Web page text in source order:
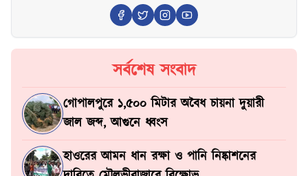
সর্বশেষ সংবাদ
গোপালপুরে ১,৫০০ মিটার অবৈধ চায়না দুয়ারী
জাল জব্দ, আগুনে ধ্বংস
হাওরের আমন ধান রক্ষা ও পানি নিষ্কাশনের